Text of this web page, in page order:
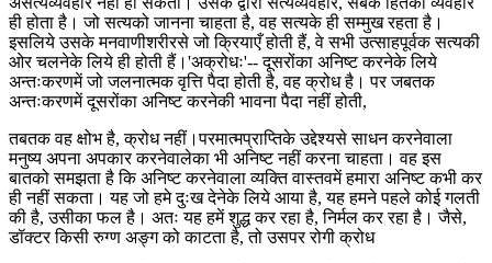
ही होता है। जो सत्यको जानना चाहता है, वह सत्यके ही सम्मुख रहता है।
इसलिये उसके मनवाणीशरीरसे जो क्रियाएँ होती हैं, वे सभी उत्साहपूर्वक सत्यकी
ओर चलनेके लिये ही होती हैं।'अक्रोधः'-- दूसरोंका अनिष्ट करनेके लिये
अन्तःकरणमें जो जलनात्मक वृत्ति पैदा होती है, वह क्रोध है। पर जबतक
अन्तःकरणमें दूसरोंका अनिष्ट करनेकी भावना पैदा नहीं होती,
तबतक वह क्षोभ है, क्रोध नहीं।परमात्मप्राप्तिके उद्देश्यसे साधन करनेवाला
मनुष्य अपना अपकार करनेवालेका भी अनिष्ट नहीं करना चाहता। वह इस
बातको समझता है कि अनिष्ट करनेवाला व्यक्ति वास्तवमें हमारा अनिष्ट कभी कर
ही नहीं सकता। यह जो हमे दुःख देनेके लिये आया है, यह हमने पहले कोई गलती
की है, उसीका फल है। अतः यह हमें शुद्ध कर रहा है, निर्मल कर रहा है। जैसे,
डॉक्टर किसी रुग्ण अङ्ग को काटता है, तो उसपर रोगी क्रोध